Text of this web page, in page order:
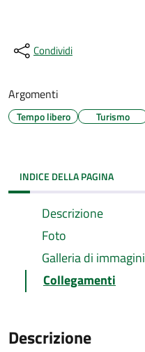
Condividi
Argomenti
Tempo libero Turismo
INDICE DELLA PAGINA
Descrizione
Foto
Galleria di immagini
Collegamenti
Descrizione